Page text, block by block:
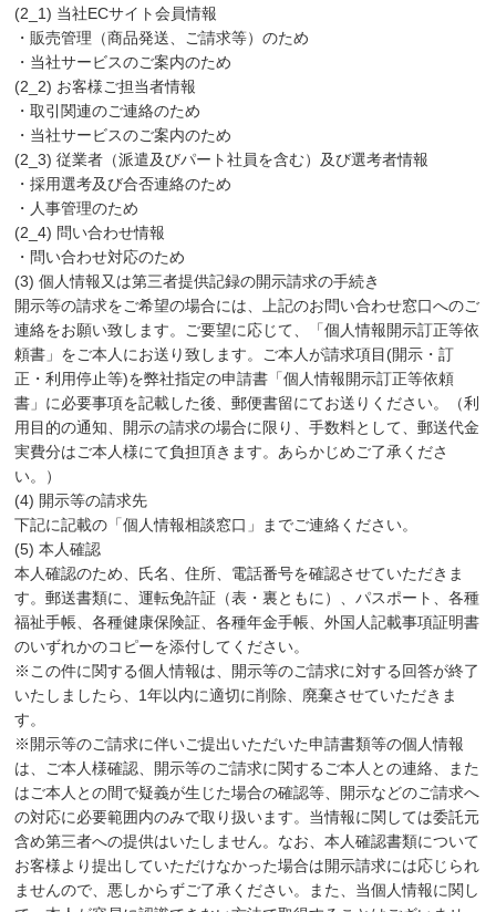
(2_1) 当社ECサイト会員情報
・販売管理（商品発送、ご請求等）のため
・当社サービスのご案内のため
(2_2) お客様ご担当者情報
・取引関連のご連絡のため
・当社サービスのご案内のため
(2_3) 従業者（派遣及びパート社員を含む）及び選考者情報
・採用選考及び合否連絡のため
・人事管理のため
(2_4) 問い合わせ情報
・問い合わせ対応のため
(3) 個人情報又は第三者提供記録の開示請求の手続き
開示等の請求をご希望の場合には、上記のお問い合わせ窓口へのご
連絡をお願い致します。ご要望に応じて、「個人情報開示訂正等依
頼書」をご本人にお送り致します。ご本人が請求項目(開示・訂
正・利用停止等)を弊社指定の申請書「個人情報開示訂正等依頼
書」に必要事項を記載した後、郵便書留にてお送りください。（利
用目的の通知、開示の請求の場合に限り、手数料として、郵送代金
実費分はご本人様にて負担頂きます。あらかじめご了承くださ
い。）
(4) 開示等の請求先
下記に記載の「個人情報相談窓口」までご連絡ください。
(5) 本人確認
本人確認のため、氏名、住所、電話番号を確認させていただきま
す。郵送書類に、運転免許証（表・裏ともに）、パスポート、各種
福祉手帳、各種健康保険証、各種年金手帳、外国人記載事項証明書
のいずれかのコピーを添付してください。
※この件に関する個人情報は、開示等のご請求に対する回答が終了
いたしましたら、1年以内に適切に削除、廃棄させていただきま
す。
※開示等のご請求に伴いご提出いただいた申請書類等の個人情報
は、ご本人様確認、開示等のご請求に関するご本人との連絡、また
はご本人との間で疑義が生じた場合の確認等、開示などのご請求へ
の対応に必要範囲内のみで取り扱います。当情報に関しては委託元
含め第三者への提供はいたしません。なお、本人確認書類について
お客様より提出していただけなかった場合は開示請求には応じられ
ませんので、悪しからずご了承ください。また、当個人情報に関し